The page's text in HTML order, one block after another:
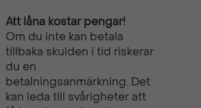
Att låna kostar pengar!
Om du inte kan betala
tillbaka skulden i tid riskerar
du en
betalningsanmärkning. Det
kan leda till svårigheter att